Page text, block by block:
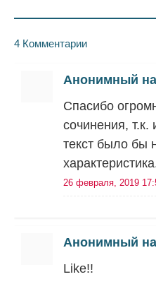
4 Комментарии
Анонимный
Спасибо
сочинения, т.к.
текст было бы
26 февраля, 2019
Анонимный
Like!!